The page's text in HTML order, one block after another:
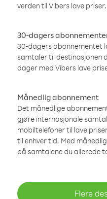
verden til Vibers lave priser.
30-dagers
30-dagers abonnementet
samtaler til destinasjonen
dager med Vibers lave
Månedlig abonnement
Det månedlige
gjøre internasjonale
mobiltelefoner til lave
til enhver tid. Med
på samtalene du allerede
Flere